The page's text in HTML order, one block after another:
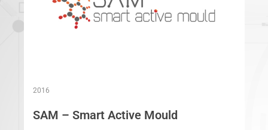
2016
SAM – Smart Active Mould